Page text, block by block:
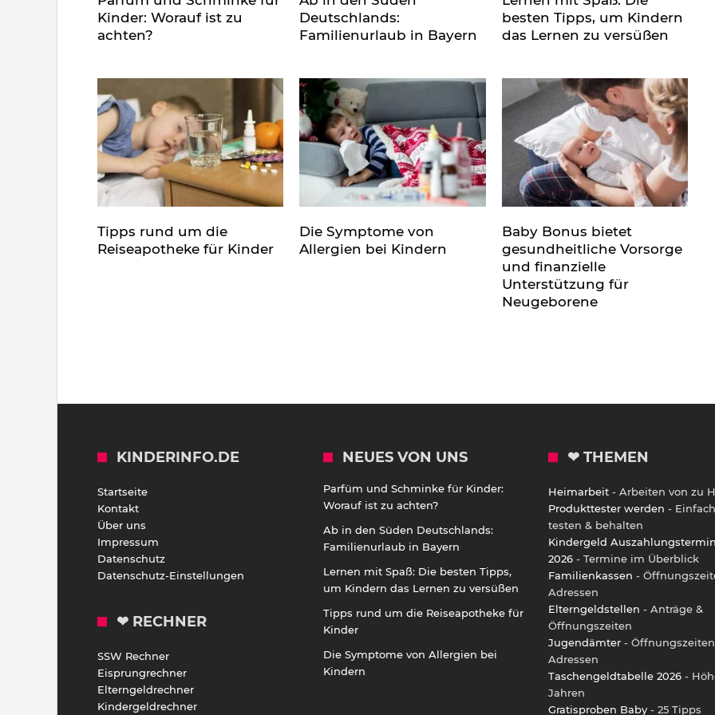
Kinder: Worauf ist zu
achten?
Deutschlands:
Familienurlaub in Bayern
besten Tipps, um Kindern
das Lernen zu versüßen
Tipps rund um die
Reiseapotheke für Kinder
Die Symptome von
Allergien bei Kindern
Baby Bonus bietet
gesundheitliche Vorsorge
und finanzielle
Unterstützung für
Neugeborene
KINDERINFO.DE
Startseite
Kontakt
Über uns
Impressum
Datenschutz
Datenschutz-Einstellungen
❤ RECHNER
SSW Rechner
Eisprungrechner
Elterngeldrechner
Kindergeldrechner
NEUES VON UNS
Parfüm und Schminke für Kinder:
Worauf ist zu achten?
Ab in den Süden Deutschlands:
Familienurlaub in Bayern
Lernen mit Spaß: Die besten Tipps,
um Kindern das Lernen zu versüßen
Tipps rund um die Reiseapotheke für
Kinder
Die Symptome von Allergien bei
Kindern
❤ THEMEN
Heimarbeit - Arbeiten von zu
Produkttester werden - Einfach
testen & behalten
Kindergeld
2026 - Termine im Überblick
Familienkassen -
Adressen
Elterngeldstellen - Anträge &
Öffnungszeiten
Jugendämter -
Adressen
Taschengeldtabelle 2026 -
Jahren
Gratisproben Baby - 25 Tipps